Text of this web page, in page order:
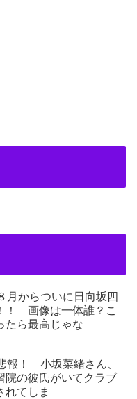
月からついに日向坂四
！ 画像は一体誰？こ
たら最高じゃな
報！ 小坂菜緒さん、
院の彼氏がいてクラブ
れてしま